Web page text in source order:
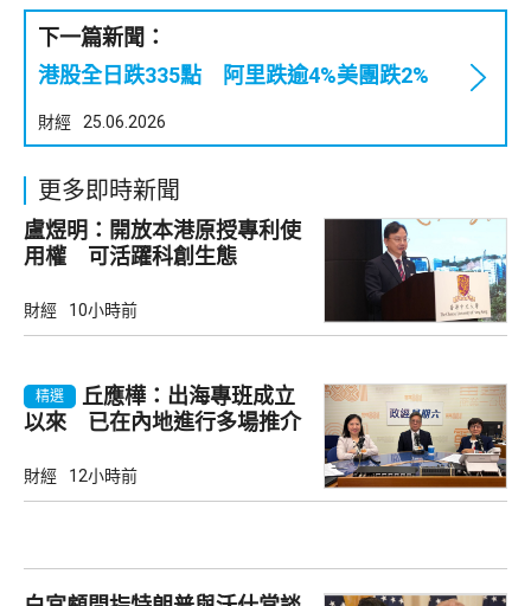
下一篇新聞：
港股全日跌335點 阿里跌逾4%美團跌2%
財經 25.06.2026
更多即時新聞
盧煜明：開放本港原授專利使
用權 可活躍科創生態
財經 10小時前
精選
丘應樺：出海專班成立
以來 已在內地進行多場推介
財經 12小時前